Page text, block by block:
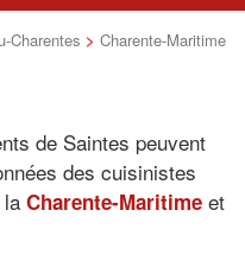
Charentes > Charente-Maritime
de Saintes peuvent
des cuisinistes
Charente-Maritime et